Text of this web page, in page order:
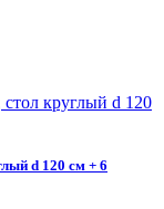
d 120 см + 6